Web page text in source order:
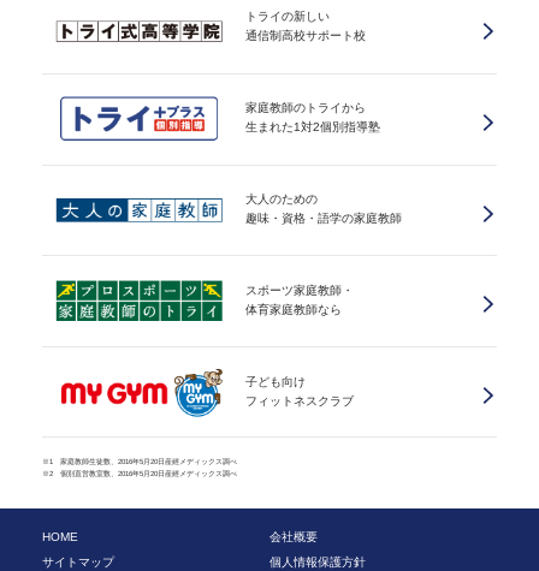
トライの新しい
通信制高校サポート校
家庭教師のトライから
生まれた1対2個別指導塾
大人のための
趣味・資格・語学の家庭教師
スポーツ家庭教師・
体育家庭教師なら
子ども向け
フィットネスクラブ
※1 家庭教師生徒数、2016年5月20日産經メディックス調べ
※2 個別直営教室数、2016年5月20日産經メディックス調べ
HOME
会社概要
サイトマップ
個人情報保護方針